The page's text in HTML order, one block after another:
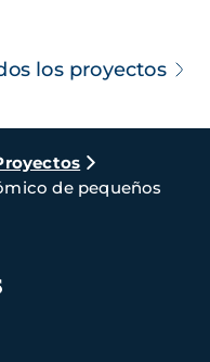
los proyectos
de pequeños